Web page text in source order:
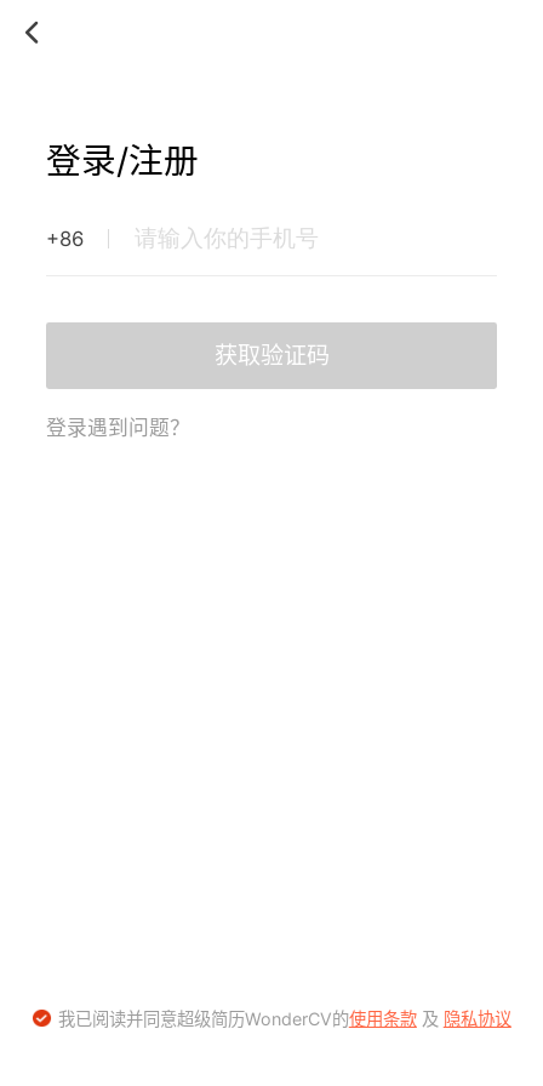
登录/注册
+86
获取验证码
登录遇到问题？
我已阅读并同意超级简历WonderCV的使用条款及 隐私协议